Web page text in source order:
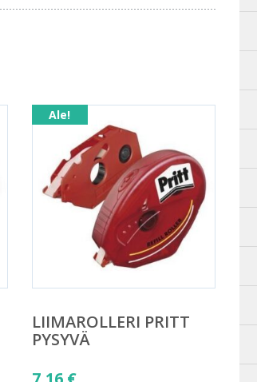
Ale!
LIIMAROLLERI PRITT
PYSYVÄ
Alkuperäinen